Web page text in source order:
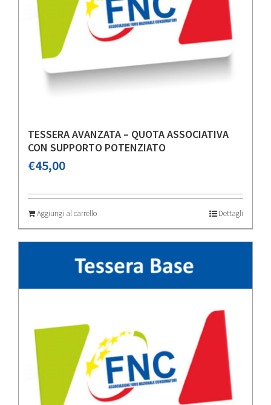
TESSERA AVANZATA – QUOTA ASSOCIATIVA
CON SUPPORTO POTENZIATO
€45,00
Aggiungi al carrello Dettagli